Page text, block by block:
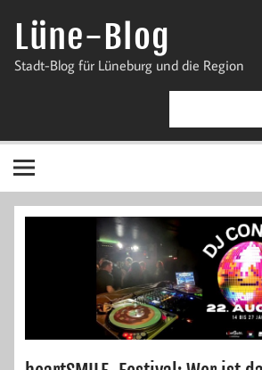
InhaltLüne-Blog
Stadt-Blog für Lüneburg und die Region